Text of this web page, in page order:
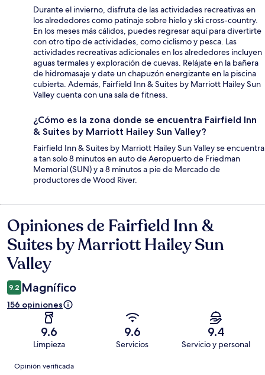
Durante el invierno, disfruta de las actividades recreativas en
los alrededores como patinaje sobre hielo y ski cross-country.
En los meses más cálidos, puedes regresar aquí para divertirte
con otro tipo de actividades, como ciclismo y pesca. Las
actividades recreativas adicionales en los alrededores incluyen
aguas termales y exploración de cuevas. Relájate en la bañera
de hidromasaje y date un chapuzón energizante en la piscina
cubierta. Además, Fairfield Inn & Suites by Marriott Hailey Sun
Valley cuenta con una sala de fitness.
¿Cómo es la zona donde se encuentra Fairfield Inn
& Suites by Marriott Hailey Sun Valley?
Fairfield Inn & Suites by Marriott Hailey Sun Valley se encuentra
a tan solo 8 minutos en auto de Aeropuerto de Friedman
Memorial (SUN) y a 8 minutos a pie de Mercado de
productores de Wood River.
Opiniones
Opiniones de Fairfield Inn &
Suites by Marriott Hailey Sun
Valley
9.2 Magnífico
156 opiniones
9.6
Limpieza
9.6
Servicios
9.4
Servicio y personal
Opiniones
Opinión verificada